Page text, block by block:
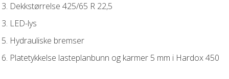
3. Dekkstørrelse 425/65 R 22,5
3. LED-lys
5. Hydrauliske bremser
6. Platetykkelse lasteplanbunn og karmer 5 mm i Hardox 450